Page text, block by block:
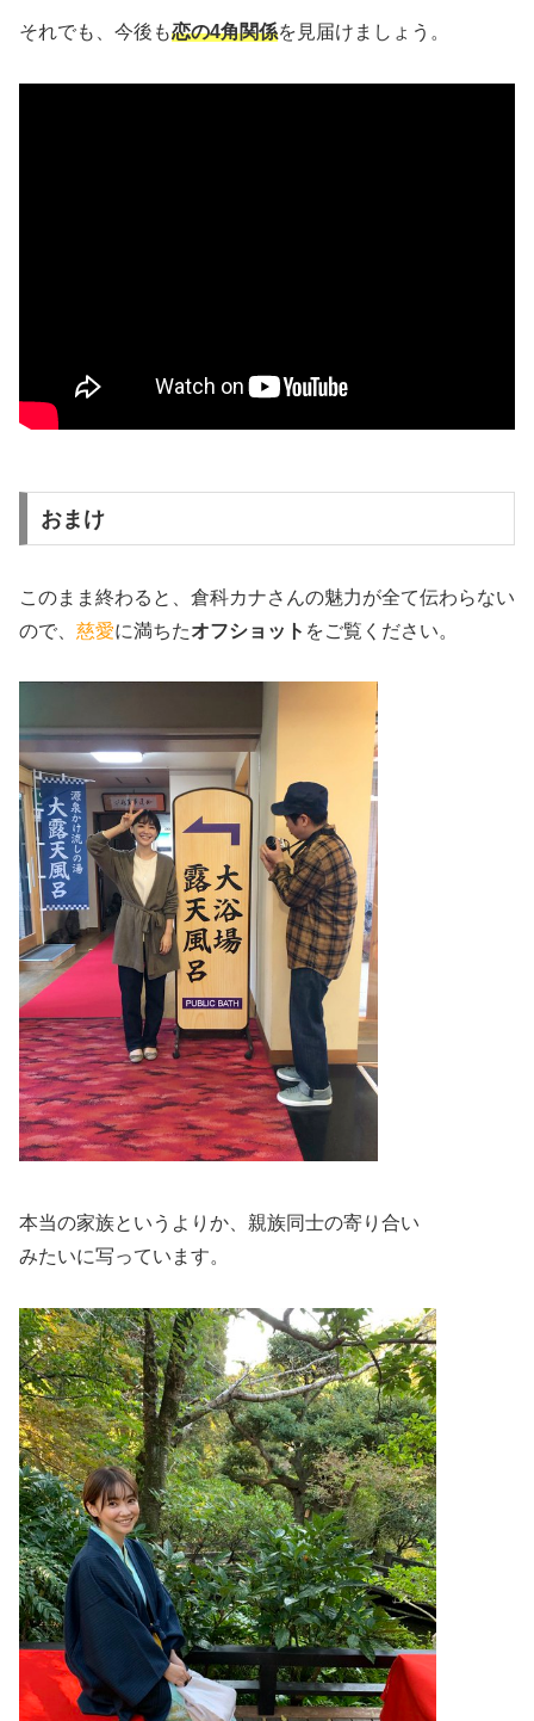
それでも、今後も恋の4角関係を見届けましょう。
おまけ
このまま終わると、倉科カナさんの魅力が全て伝わらない
ので、 慈愛に満ちたオフショット をご覧ください。
本当の家族というよりか、親族同士の寄り合い
みたいに写っています。